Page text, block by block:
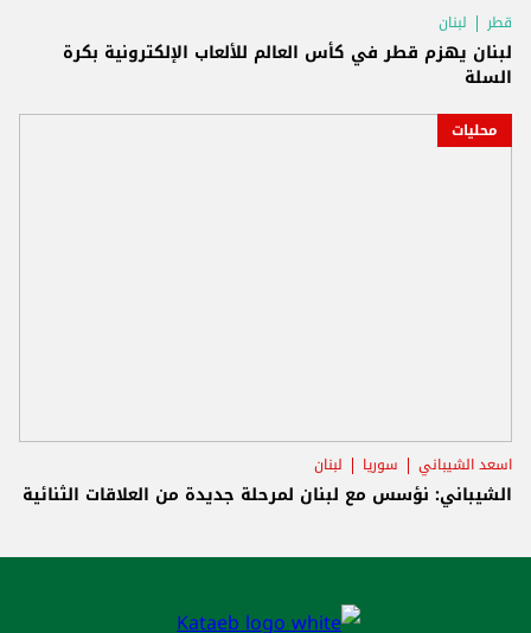
قطر لبنان
لبنان يهزم قطر في كأس العالم للألعاب الإلكترونية بكرة
السلة
محليات
اسعد الشيباني سوريا لبنان
الشيباني: نؤسس مع لبنان لمرحلة جديدة من العلاقات الثنائية